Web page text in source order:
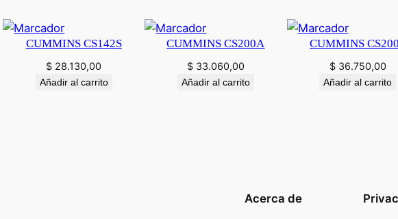
CUMMINS CS142S
$ 28.130,00
Añadir al carrito
CUMMINS CS200A
$33.060,00
Añadir al carrito
CUMMINS
$36.750,00
Añadir al carrito
Acerca de